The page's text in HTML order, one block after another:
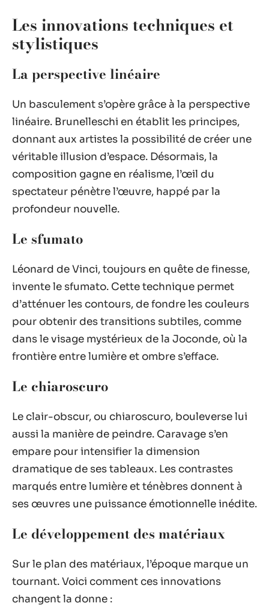
Les innovations techniques et
stylistiques
La perspective linéaire
Un basculement s’opère grâce à la perspective
linéaire. Brunelleschi en établit les principes,
donnant aux artistes la possibilité de créer une
véritable illusion d’espace. Désormais, la
composition gagne en réalisme, l’œil du
spectateur pénètre l’œuvre, happé par la
profondeur nouvelle.
Le sfumato
Léonard de Vinci, toujours en quête de finesse,
invente le sfumato. Cette technique permet
d’atténuer les contours, de fondre les couleurs
pour obtenir des transitions subtiles, comme
dans le visage mystérieux de la Joconde, où la
frontière entre lumière et ombre s’efface.
Le chiaroscuro
Le clair-obscur, ou chiaroscuro, bouleverse lui
aussi la manière de peindre. Caravage s’en
empare pour intensifier la dimension
dramatique de ses tableaux. Les contrastes
marqués entre lumière et ténèbres donnent à
ses œuvres une puissance émotionnelle inédite.
Le développement des matériaux
Sur le plan des matériaux, l’époque marque un
tournant. Voici comment ces innovations
changent la donne :